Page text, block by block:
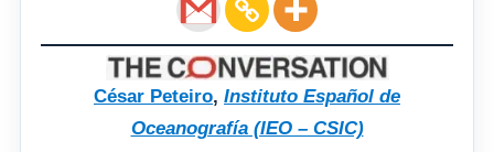
César Peteiro, Instituto Español de
Oceanografía (IEO – CSIC)